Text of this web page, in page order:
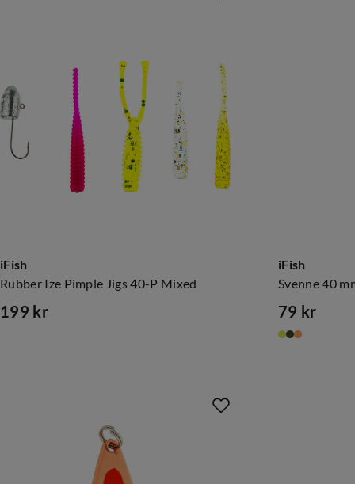
iFish
Rubber Ize Pimple Jigs 40-P Mixed
199 kr
iFish
Svenne 40
price
79 kr